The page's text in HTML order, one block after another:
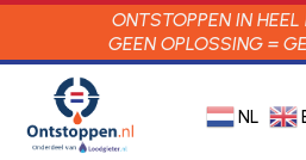
ONTSTOPPEN IN
GEEN OPLOSSING =
NL